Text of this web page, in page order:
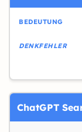
ChatGPT